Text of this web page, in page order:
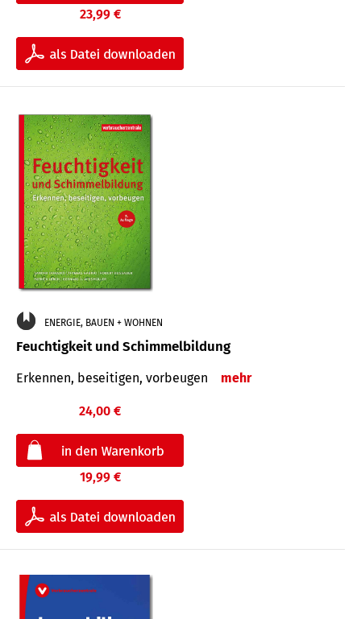
23,99 €
ENERGIE, BAUEN + WOHNEN
Feuchtigkeit und Schimmelbildung
Erkennen, beseitigen, vorbeugen mehr
24,00 €
19,99 €